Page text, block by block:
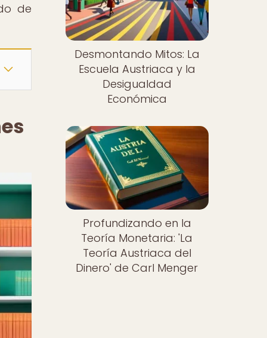
de
Desmontando Mitos: La
Escuela Austriaca y la
Desigualdad
Económica
Profundizando en la
Teoría Monetaria: 'La
Teoría Austriaca del
Dinero' de Carl Menger